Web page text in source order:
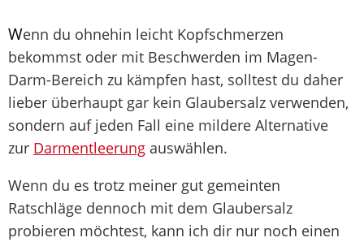
Wenn du ohnehin leicht Kopfschmerzen
bekommst oder mit Beschwerden im Magen-
Darm-Bereich zu kämpfen hast, solltest du daher
lieber überhaupt gar kein Glaubersalz verwenden,
sondern auf jeden Fall eine mildere Alternative
zur Darmentleerung auswählen.
Wenn du es trotz meiner gut gemeinten
Ratschläge dennoch mit dem Glaubersalz
probieren möchtest, kann ich dir nur noch einen